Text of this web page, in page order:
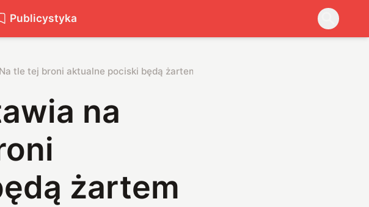
Publicystyka
tle tej broni aktualne pociski będą żartem
na
żartem